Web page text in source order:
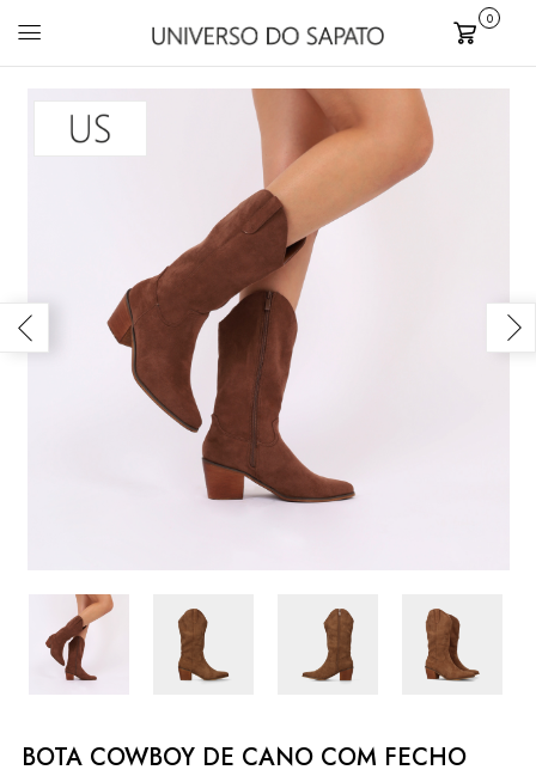
Carrinho
0
BOTA COWBOY DE CANO COM FECHO